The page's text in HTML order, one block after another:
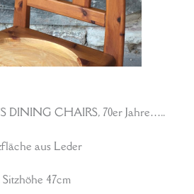
DINING CHAIRS, 70er Jahre…..
aus Leder
47cm